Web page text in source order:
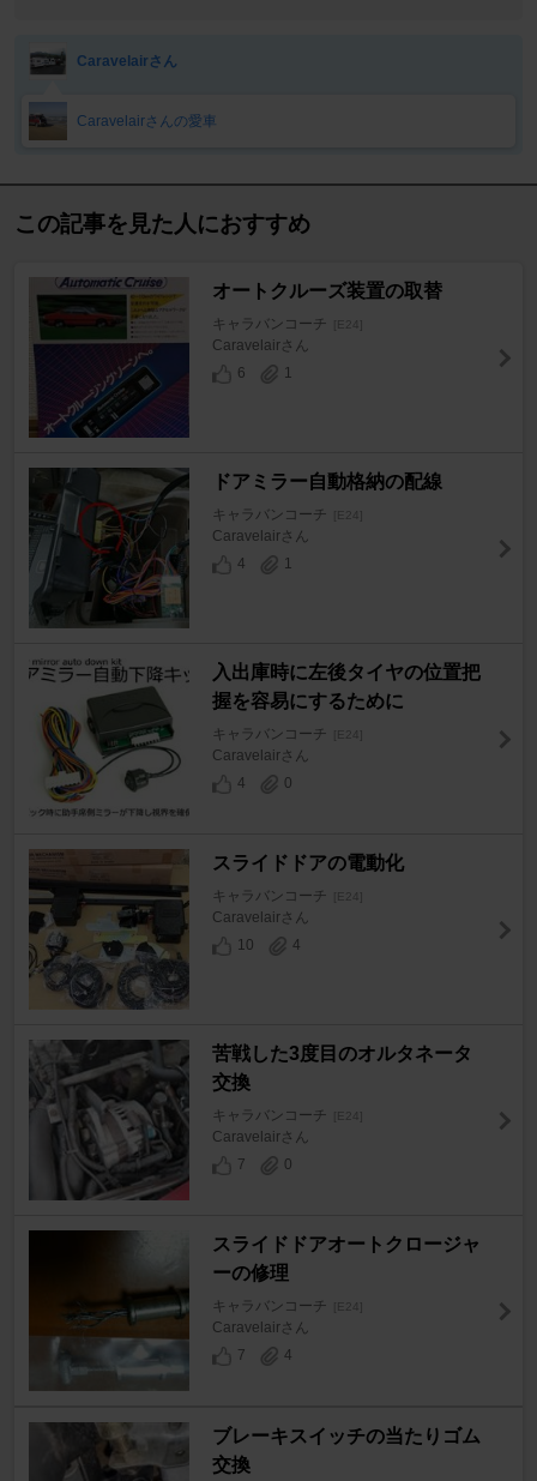
Caravelairさん
Caravelairさんの愛車
この記事を見た人におすすめ
オートクルーズ装置の取替
キャラバンコーチ [E24]
Caravelairさん
6
1
ドアミラー自動格納の配線
キャラバンコーチ [E24]
Caravelairさん
4
1
入出庫時に左後タイヤの位置把
握を容易にするために
キャラバンコーチ [E24]
Caravelairさん
4
0
スライドドアの電動化
キャラバンコーチ [E24]
Caravelairさん
10
4
苦戦した3度目のオルタネータ
交換
キャラバンコーチ [E24]
Caravelairさん
7
0
スライドドアオートクロージャ
ーの修理
キャラバンコーチ [E24]
Caravelairさん
7
4
ブレーキスイッチの当たりゴム
交換